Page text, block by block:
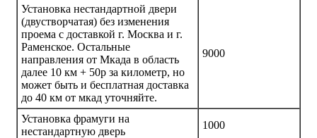
Установка нестандартной двери
(двустворчатая) без изменения
проема с доставкой г. Москва и г.
Раменское. Остальные
направления от Мкада в область
далее 10 км + 50р за километр, но
может быть и бесплатная доставка
до 40 км от мкад уточняйте.
9000
Установка фрамуги на
нестандартную дверь
1000